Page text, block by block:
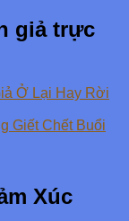
giả trực
Ở Lại Hay Rời
Giết Chết Buổi
Xúc